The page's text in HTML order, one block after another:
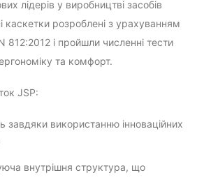
лідерів у виробництві засобів
каскетки розроблені з урахуванням
812:2012 і пройшли численні тести
та комфорт.
JSP:
завдяки використанню інноваційних
внутрішня структура, що